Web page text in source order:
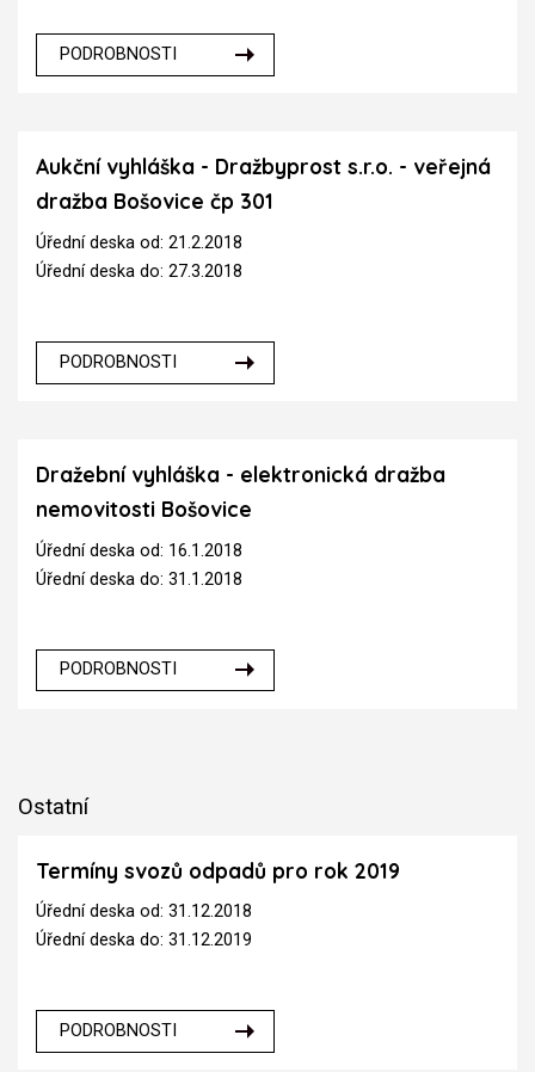
PODROBNOSTI
Aukční vyhláška - Dražbyprost s.r.o. - veřejná
dražba Bošovice čp 301
Úřední deska od: 21.2.2018
Úřední deska do: 27.3.2018
PODROBNOSTI
Dražební vyhláška - elektronická dražba
nemovitosti Bošovice
Úřední deska od: 16.1.2018
Úřední deska do: 31.1.2018
PODROBNOSTI
Ostatní
Termíny svozů odpadů pro rok 2019
Úřední deska od: 31.12.2018
Úřední deska do: 31.12.2019
PODROBNOSTI